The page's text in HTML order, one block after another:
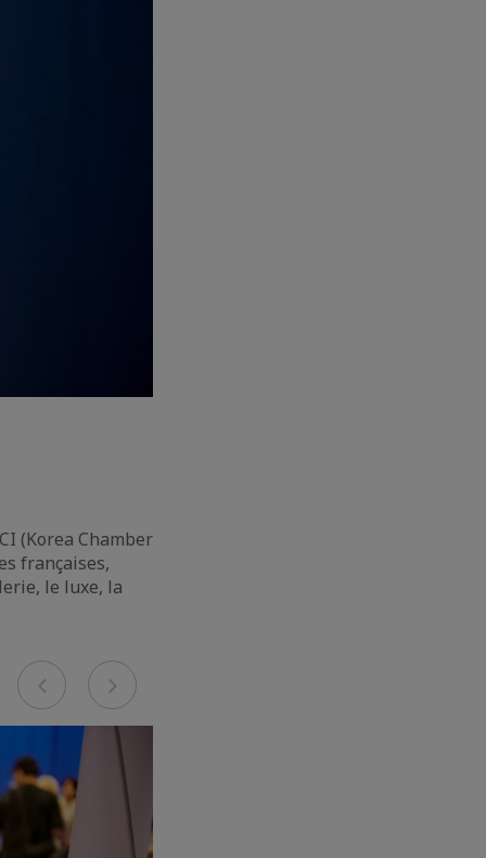
(Korea Chamber
françaises,
le luxe, la
Previous